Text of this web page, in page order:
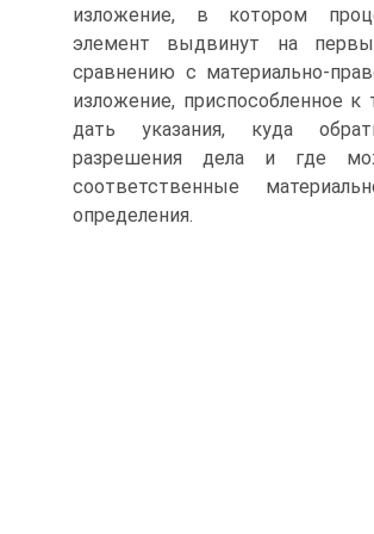
изложение, в котором
элемент выдвинут на
сравнению с материально-
изложение, приспособленное к
дать указания, куда
разрешения дела и где
соответственные
определения.